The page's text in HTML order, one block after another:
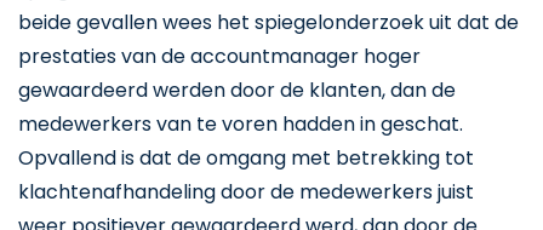
beide gevallen wees het spiegelonderzoek uit dat de
prestaties van de accountmanager hoger
gewaardeerd werden door de klanten, dan de
medewerkers van te voren hadden in geschat.
Opvallend is dat de omgang met betrekking tot
klachtenafhandeling door de medewerkers juist